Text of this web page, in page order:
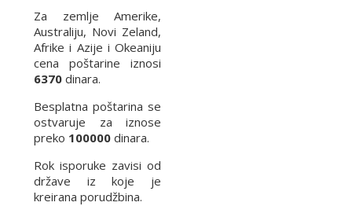
Za zemlje Amerike,
Australiju, Novi Zeland,
Afrike i Azije i Okeaniju
cena poštarine iznosi
6370 dinara.
Besplatna poštarina se
ostvaruje za iznose
preko 100000 dinara.
Rok isporuke zavisi od
države iz koje je
kreirana porudžbina.